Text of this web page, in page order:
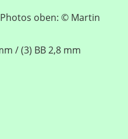
oben: © Martin
/ (3) BB 2,8 mm